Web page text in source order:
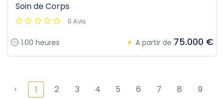
Soin de Corps
0 Avis
1.00 heures A partir de 75.000 €
‹ 1 2 3 4 5 6 7 8
9